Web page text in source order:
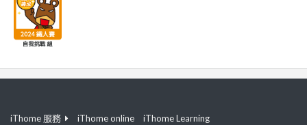
iThome 服務 iThome online
iThome Learning